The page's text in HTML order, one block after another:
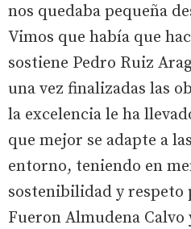
nos quedaba pequeña
Vimos que había que
sostiene Pedro Ruiz
una vez finalizadas las
la excelencia le ha
que mejor se adapte a
entorno, teniendo en
sostenibilidad y respeto
Fueron Almudena Calvo